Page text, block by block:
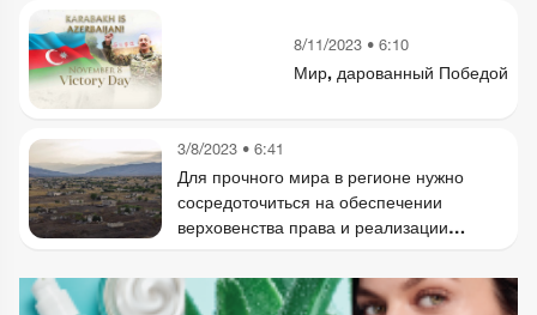
8/11/2023 • 6:10
Мир, дарованный Победой
3/8/2023 • 6:41
Для прочного мира в регионе нужно
сосредоточиться на обеспечении
верховенства права и реализации
Азербайджаном, а не создавать шумиху в
угоду агрессивного сепаратизма